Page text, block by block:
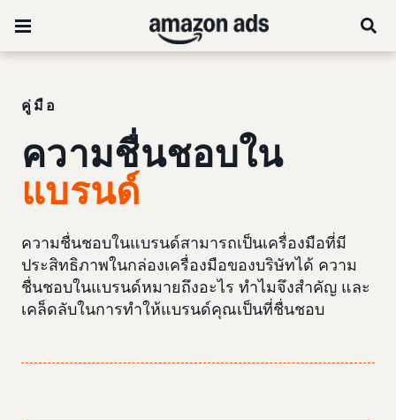
คู่มือ
ความชื่นชอบใน
แบรนด์
ความชื่นชอบในแบรนด์สามารถเป็นเครื่องมือที่มี
ประสิทธิภาพในกล่องเครื่องมือของบริษัทได้ ความ
ชื่นชอบในแบรนด์หมายถึงอะไร ทำไมจึงสำคัญ และ
เคล็ดลับในการทำให้แบรนด์คุณเป็นที่ชื่นชอบ